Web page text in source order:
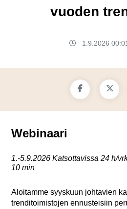
vuoden
1.9.2026
Webinaari
1.-5.9.2026 Katsottavissa 24 h/
10 min
Aloitamme syyskuun johtavien
trenditoimistojen ennusteisiin